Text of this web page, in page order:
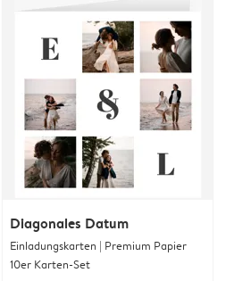
Diagonales Datum
Einladungskarten | Premium Papier
10er Karten-Set